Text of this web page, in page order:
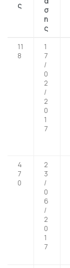
ς
σ
η
ς
11
8
1
7
/
0
2
/
2
0
1
7
4
7
0
2
3
/
0
6
/
2
0
1
7